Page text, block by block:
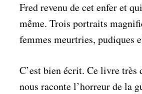
Fred revenu de cet enfer et
même. Trois portraits
femmes meurtries, pudiques
C’est bien écrit. Ce livre très
nous raconte l’horreur de la